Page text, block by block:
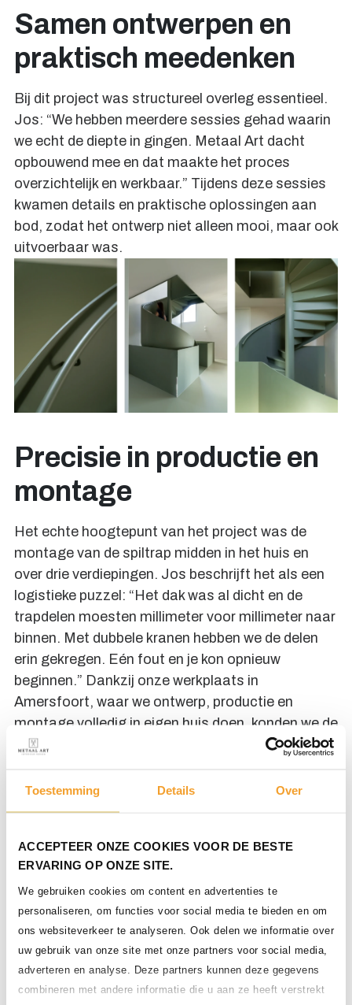
Toestemming Details Over
ACCEPTEER ONZE COOKIES VOOR DE BESTE
ERVARING OP ONZE SITE.
We gebruiken cookies om content en advertenties te
personaliseren, om functies voor social media te bieden en om
ons websiteverkeer te analyseren. Ook delen we informatie over
uw gebruik van onze site met onze partners voor social media,
adverteren en analyse. Deze partners kunnen deze gegevens
combineren met andere informatie die u aan ze heeft verstrekt
Samen ontwerpen en
praktisch meedenken
Bij dit project was structureel overleg essentieel.
Jos: “We hebben meerdere sessies gehad waarin
we echt de diepte in gingen. Metaal Art dacht
opbouwend mee en dat maakte het proces
overzichtelijk en werkbaar.” Tijdens deze sessies
kwamen details en praktische oplossingen aan
bod, zodat het ontwerp niet alleen mooi, maar ook
uitvoerbaar was.
Precisie in productie en
montage
Het echte hoogtepunt van het project was de
montage van de spiltrap midden in het huis en
over drie verdiepingen. Jos beschrijft het als een
logistieke puzzel: “Het dak was al dicht en de
trapdelen moesten millimeter voor millimeter naar
binnen. Met dubbele kranen hebben we de delen
erin gekregen. Eén fout en je kon opnieuw
beginnen.” Dankzij onze werkplaats in
Amersfoort, waar we ontwerp, productie en
montage volledig in eigen huis doen, konden we de
kwaliteit en planning volledig beheersen.
Toegankelijkheid en
vertrouwen
Jos benadrukt het belang van toegankelijkheid en
wederzijds respect: “Mijn jongens werken graag
met de mensen van Metaal Art. Je merkt dat het
echte makers zijn. Correct, toegankelijk, en met
een flinke dosis lef. Dat geeft vertrouwen, zeker bij
projecten die zo complex zijn.” Dankzij deze